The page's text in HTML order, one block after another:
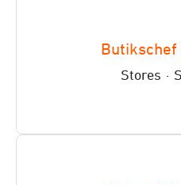
Stores ·